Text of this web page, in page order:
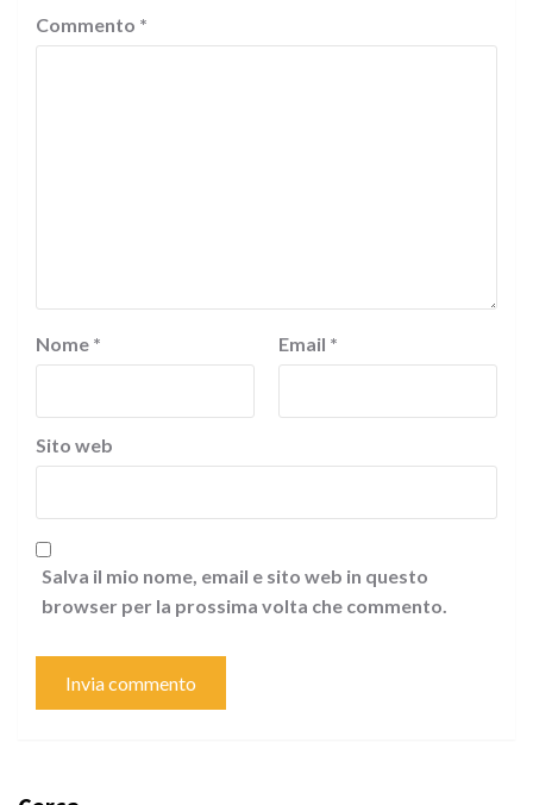
Commento *
Nome * Email *
Sito web
Salva il mio nome, email e sito web in questo
browser per la prossima volta che commento.